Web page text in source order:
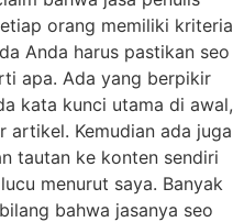
orang memiliki kriteria
Anda harus pastikan seo
apa. Ada yang berpikir
kata kunci utama di awal,
artikel. Kemudian ada juga
tautan ke konten sendiri
menurut saya. Banyak
bahwa jasanya seo